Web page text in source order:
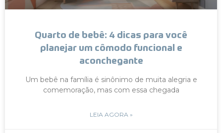
Quarto de bebê: 4 dicas para você
planejar um cômodo funcional e
aconchegante
Um bebê na família é sinônimo de muita alegria e
comemoração, mas com essa chegada
LEIA AGORA »